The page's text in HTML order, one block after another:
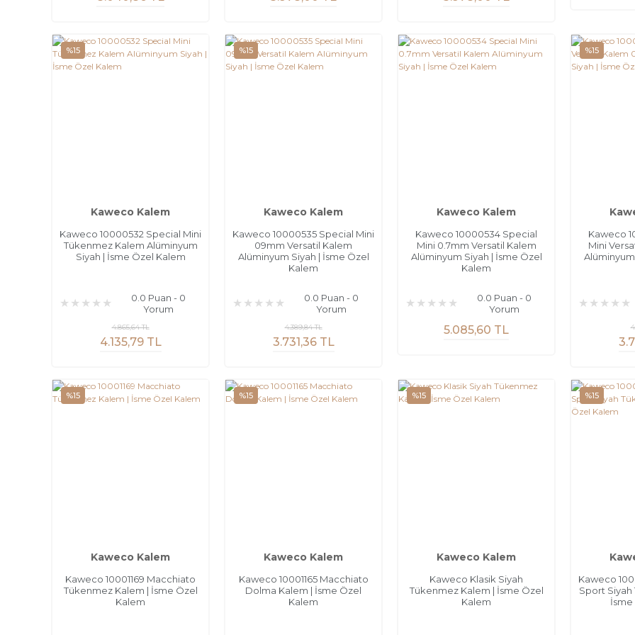
%15
Kaweco Kalem
Kaweco 10000532 Special Mini
Tükenmez Kalem Alüminyum
Siyah | İsme Özel Kalem
0.0 Puan - 0
Yorum
4.135,79 TL
4.865,64 TL
%15
Kaweco Kalem
Kaweco 10000535 Special Mini
09mm Versatil Kalem
Alüminyum Siyah | İsme Özel
Kalem
0.0 Puan - 0
Yorum
3.731,36 TL
4.389,84 TL
Kaweco Kalem
Kaweco 10000534 Special
Mini 0.7mm Versatil Kalem
Alüminyum Siyah | İsme Özel
Kalem
0.0 Puan - 0
Yorum
5.085,60 TL
%15
Kaweco
Mini
%15
Kaweco Kalem
Kaweco 10001169 Macchiato
Tükenmez Kalem | İsme Özel
Kalem
%15
Kaweco Kalem
Kaweco 10001165 Macchiato
Dolma Kalem | İsme Özel
Kalem
%15
Kaweco Kalem
Kaweco Klasik Siyah
Tükenmez Kalem | İsme Özel
Kalem
%15
Kaweco
Sport